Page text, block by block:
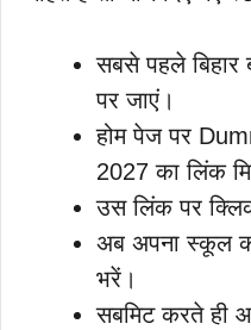
सबसे पहले बिहार
पर जाएं।
होम पेज पर
2027 का लिंक
उस लिंक पर
अब अपना स्कूल
भरें।
सबमिट करते ही